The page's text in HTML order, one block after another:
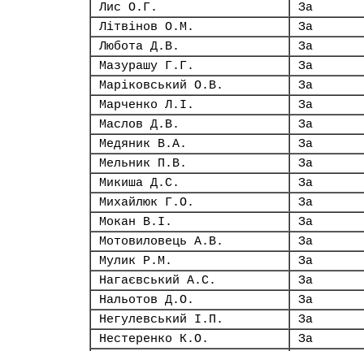
Лис О.Г.
За
Літвінов О.М.
За
Любота Д.В.
За
Мазурашу Г.Г.
За
Маріковський О.В.
За
Марченко Л.І.
За
Маслов Д.В.
За
Медяник В.А.
За
Мельник П.В.
За
Микиша Д.С.
За
Михайлюк Г.О.
За
Мокан В.І.
За
Мотовиловець А.В.
За
Мулик Р.М.
За
Нагаєвський А.С.
За
Нальотов Д.О.
За
Негулевський І.П.
За
Нестеренко К.О.
За